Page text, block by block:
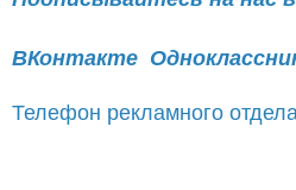
ВКонтакте
Телефон рекламного